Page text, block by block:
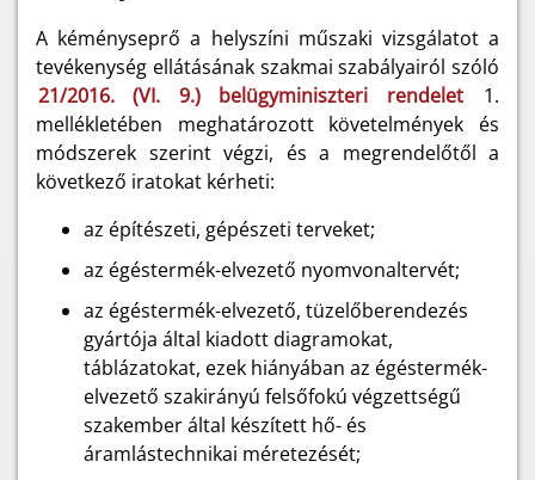
A kéményseprő a helyszíni műszaki vizsgálatot a
tevékenység ellátásának szakmai szabályairól szóló
21/2016. (VI. 9.) belügyminiszteri rendelet 1.
mellékletében meghatározott követelmények és
módszerek szerint végzi, és a megrendelőtől a
következő iratokat kérheti:
az építészeti, gépészeti terveket;
az égéstermék-elvezető nyomvonaltervét;
az égéstermék-elvezető, tüzelőberendezés
gyártója által kiadott diagramokat,
táblázatokat, ezek hiányában az égéstermék-
elvezető szakirányú felsőfokú végzettségű
szakember által készített hő- és
áramlástechnikai méretezését;